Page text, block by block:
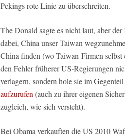
Pekings rote Linie zu überschreiten.
The Donald sagte es nicht laut, aber
dabei, China unser Taiwan
China finden (wo Taiwan-Firmen
den Fehler früherer US-Regierungen
verlagern, sondern hole sie im
aufzurufen (auch zu ihrer eigenen
zugleich, wie sich versteht).
Bei Obama verkauften die US 2010